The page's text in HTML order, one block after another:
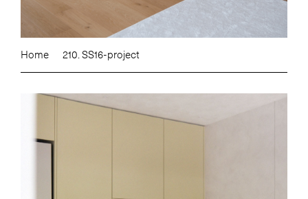
Home 210. SS16-project